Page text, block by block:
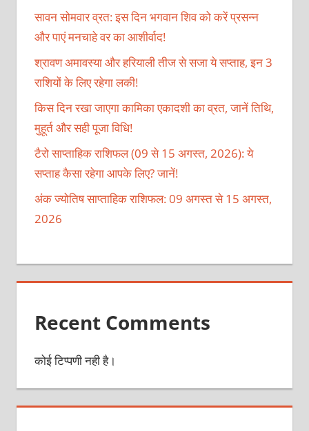
सावन सोमवार व्रत: इस दिन भगवान शिव को करें प्रसन्न
और पाएं मनचाहे वर का आशीर्वाद!
श्रावण अमावस्या और हरियाली तीज से सजा ये सप्ताह, इन 3
राशियों के लिए रहेगा लकी!
किस दिन रखा जाएगा कामिका एकादशी का व्रत, जानें तिथि,
मुहूर्त और सही पूजा विधि!
टैरो साप्ताहिक राशिफल (09 से 15 अगस्त, 2026): ये
सप्ताह कैसा रहेगा आपके लिए? जानें!
अंक ज्योतिष साप्ताहिक राशिफल: 09 अगस्त से 15 अगस्त,
2026
Recent Comments
कोई टिप्पणी नही है।